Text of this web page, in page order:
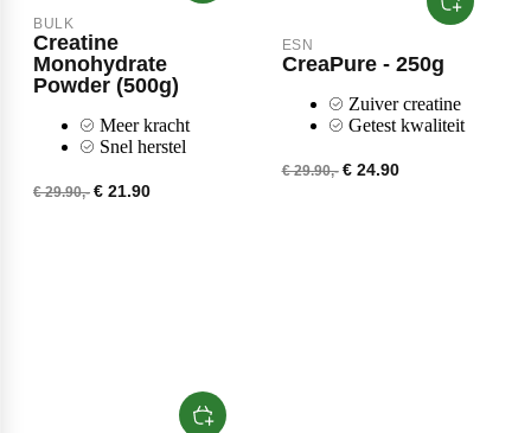
BULK
Creatine
Monohydrate
Powder (500g)
Meer kracht
Snel herstel
€ 29.90,- € 21.90
ESN
CreaPure - 250g
Zuiver creatine
Getest kwaliteit
€ 29.90,- € 24.90